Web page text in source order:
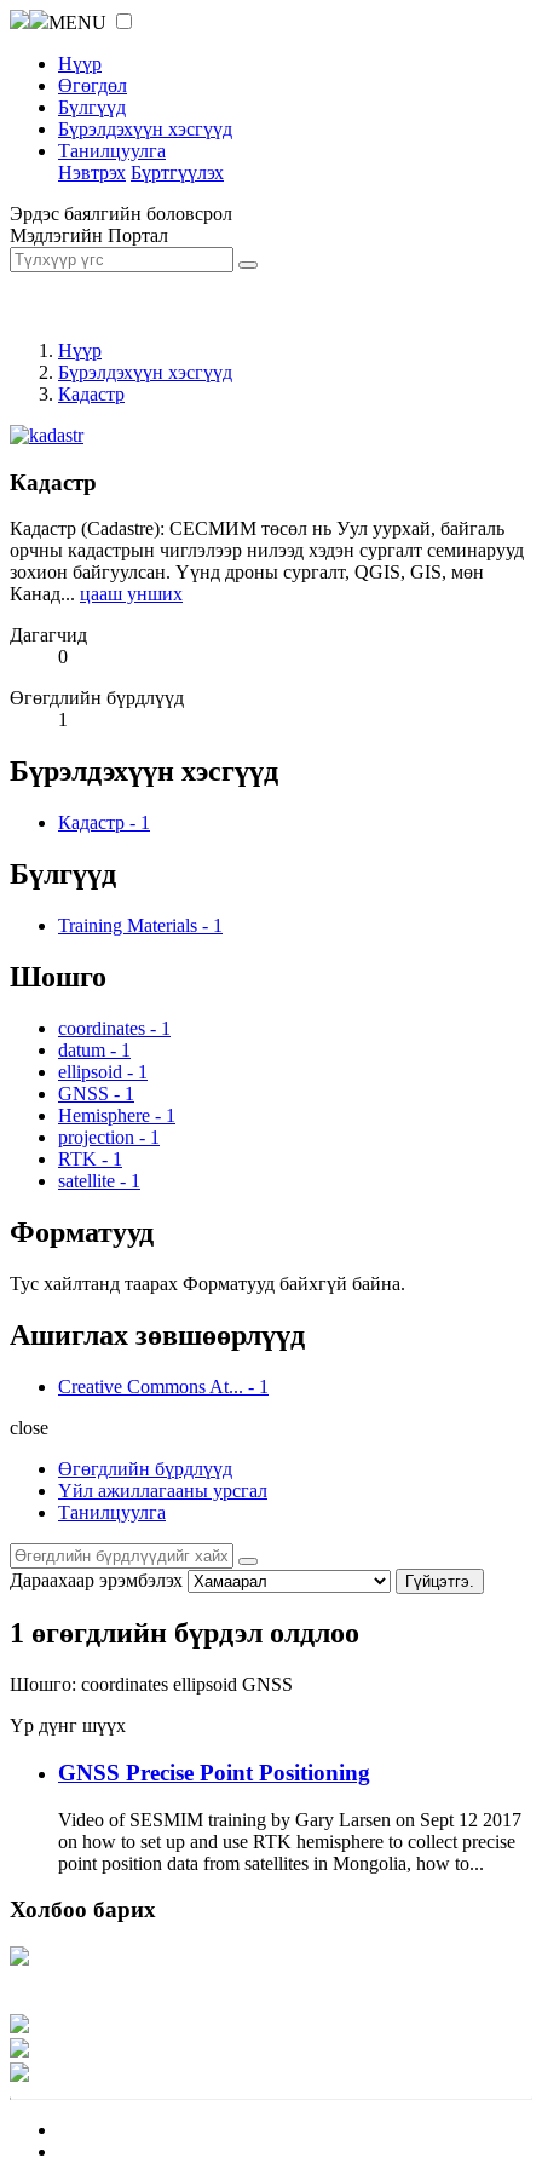
MENU
Нүүр
Өгөгдөл
Бүлгүүд
Бүрэлдэхүүн хэсгүүд
Танилцуулга
Нэвтрэх Бүртгүүлэх
Эрдэс баялгийн боловсрол
Мэдлэгийн Портал
Нүүр
Бүрэлдэхүүн хэсгүүд
Кадастр
Кадастр
Кадастр (Cadastre): СЕСМИМ төсөл нь Уул уурхай, байгаль
орчны кадастрын чиглэлээр нилээд хэдэн сургалт семинарууд
зохион байгуулсан. Үүнд дроны сургалт, QGIS, GIS, мөн
Канад... цааш унших
Дагагчид
0
Өгөгдлийн бүрдлүүд
1
Бүрэлдэхүүн хэсгүүд
Кадастр - 1
Бүлгүүд
Training Materials - 1
Шошго
coordinates - 1
datum - 1
ellipsoid - 1
GNSS - 1
Hemisphere - 1
projection - 1
RTK - 1
satellite - 1
Форматууд
Тус хайлтанд таарах Форматууд байхгүй байна.
Ашиглах зөвшөөрлүүд
Creative Commons At... - 1
close
Өгөгдлийн бүрдлүүд
Үйл ажиллагааны урсгал
Танилцуулга
Дараахаар эрэмбэлэх Гүйцэтгэ.
1 өгөгдлийн бүрдэл олдлоо
Шошго: coordinates ellipsoid GNSS
Үр дүнг шүүх
GNSS Precise Point Positioning
Video of SESMIM training by Gary Larsen on Sept 12 2017
on how to set up and use RTK hemisphere to collect precise
point position data from satellites in Mongolia, how to...
Холбоо барих